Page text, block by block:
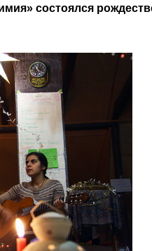
состоялся